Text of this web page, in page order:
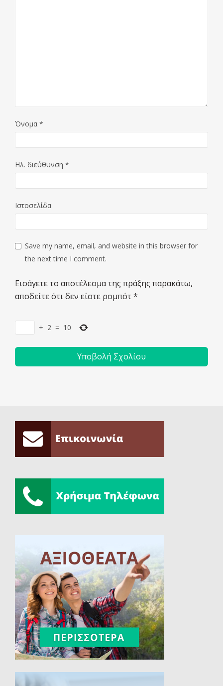
Όνομα *
Ηλ. διεύθυνση *
Ιστοσελίδα
Save my name, email, and website in this browser for
the next time I comment.
Εισάγετε το αποτέλεσμα της πράξης παρακάτω,
αποδείτε ότι δεν είστε ρομπότ*
+ 2 = 10